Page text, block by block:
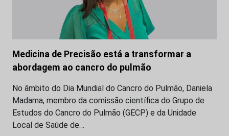
Medicina de Precisão está a transformar a
abordagem ao cancro do pulmão
No âmbito do Dia Mundial do Cancro do Pulmão, Daniela
Madama, membro da comissão científica do Grupo de
Estudos do Cancro do Pulmão (GECP) e da Unidade
Local de Saúde de…